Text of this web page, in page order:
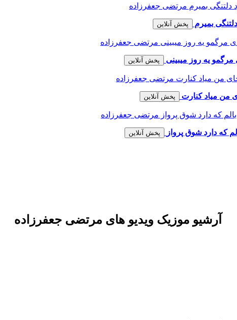
بمیرم پخش آنلاین
یه روز میبینی پخش آنلاین
من میاد کنارت پخش آنلاین
که دارد شوق پرواز پخش آنلاین
آرشیو موزیک ویدیو های مرتضی جعفرزاده